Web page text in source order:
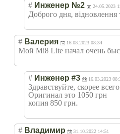
# Инженер №2 24.05.2023
Доброго дня, відновлення
# Валерия 16.03.2023 08:34
Мой Mi8 Lite начал очень
# Инженер #3 16.03.2023
Здравствуйте, скорее
Оригинал это 1050 грн
копия 850 грн.
# Владимир 31.10.2022 14:51